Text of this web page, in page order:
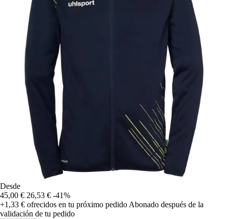
Desde
45,00 € 26,53 € -41%
+1,33 € ofrecidos en tu próximo pedido Abonado después de la
validación de tu pedido